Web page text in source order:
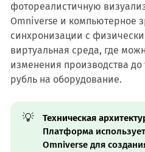
фотореалистичную
Omniverse и компьютерное
синхронизации с
виртуальная среда, где
изменения производства до
рубль на оборудование.
💡
Техническая
Платформа
Omniverse для